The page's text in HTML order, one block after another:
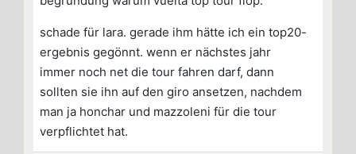
schade für lara. gerade ihm hätte ich ein top20-
ergebnis gegönnt. wenn er nächstes jahr
immer noch net die tour fahren darf, dann
sollten sie ihn auf den giro ansetzen, nachdem
man ja honchar und mazzoleni für die tour
verpflichtet hat.